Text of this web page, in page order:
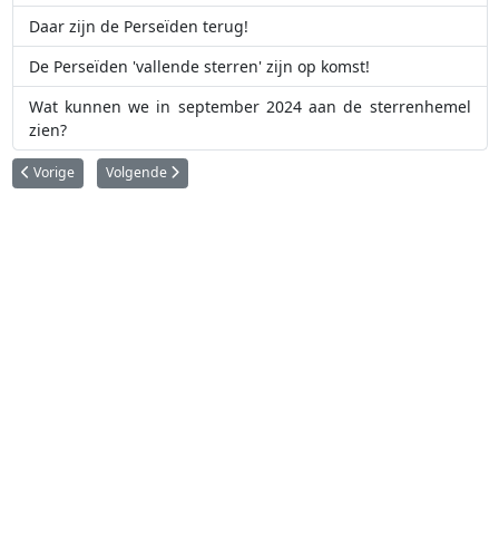
Daar zijn de Perseïden terug!
De Perseïden 'vallende sterren' zijn op komst!
Wat kunnen we in september 2024 aan de sterrenhemel
zien?
Vorig artikel: Kunnen we komeet C/2022 E3 binnenkort met het blote oog
Vorige Volgende artikel: Gedeeltelijke zonsverduistering op 25
Volgende